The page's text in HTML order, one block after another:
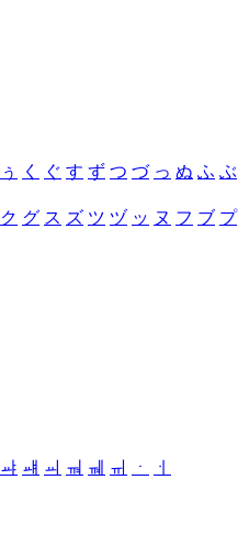
ぅ く ぐ す ず つ づ っ ぬ ふ ぶ
ク グ ス ズ ツ ヅ ッ ヌ フ ブ プ
ㆇ ㆈ ㆉ ㆊ ㆋ ㆌ ㆍ
ㆎ